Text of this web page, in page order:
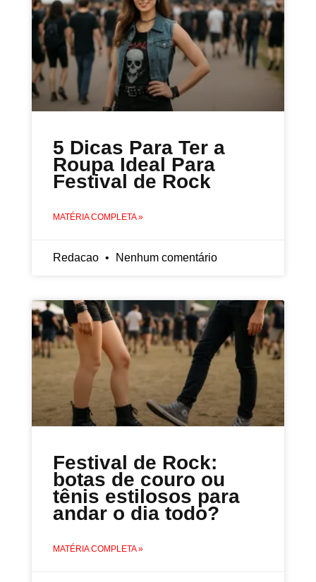
5 Dicas Para Ter a
Roupa Ideal Para
Festival de Rock
MATÉRIA COMPLETA »
Redacao Nenhum comentário
Festival de Rock:
botas de couro ou
tênis estilosos para
andar o dia todo?
MATÉRIA COMPLETA »